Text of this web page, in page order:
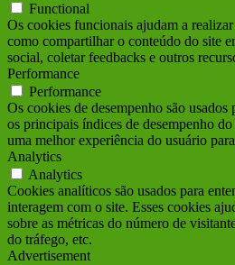
Functional
Os cookies funcionais ajudam a
como compartilhar o conteúdo do site
social, coletar feedbacks e outros
Performance
Performance
Os cookies de desempenho são usados
os principais índices de desempenho
uma melhor experiência do usuário
Analytics
Analytics
Cookies analíticos são usados para
interagem com o site. Esses cookies
sobre as métricas do número de
do tráfego, etc.
Advertisement